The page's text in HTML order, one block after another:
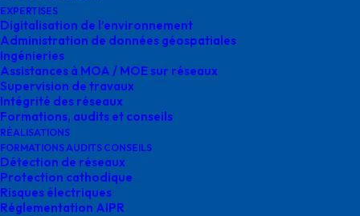
EXPERTISES
Digitalisation de l’environnement
Administration de données géospatiales
Ingénieries
Assistances à MOA / MOE sur réseaux
Supervision de travaux
Intégrité des réseaux
Formations, audits et conseils
RÉALISATIONS
FORMATIONS AUDITS CONSEILS
Détection de réseaux
Protection cathodique
Risques électriques
Réglementation AIPR
travaux
géoréférencement
survey